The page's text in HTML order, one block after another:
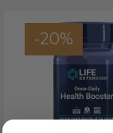
-20%